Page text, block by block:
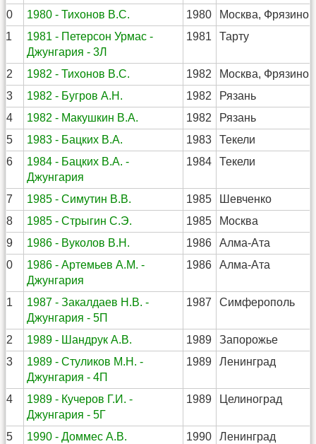
10
1980 - Тихонов В.С. 1980
Москва, Фрязино
11
1981 - Петерсон Урмас -
Джунгария - 3Л
1981 Тарту
12 1982 - Тихонов В.С. 1982
Москва, Фрязино
13
1982 - Бугров А.Н. 1982
Рязань
14
1982 - Макушкин В.А. 1982
Рязань
15
1983 - Бацких В.А. 1983
Текели
16
1984 - Бацких В.А. -
Джунгария
1984 Текели
17 1985 - Симутин В.В. 1985
Шевченко
18
1985 - Стрыгин С.Э. 1985
Москва
19
1986 - Вуколов В.Н. 1986
Алма-Ата
20
1986 - Артемьев А.М. -
Джунгария
1986 Алма-Ата
21
1987 - Закалдаев Н.В. -
Джунгария - 5П
1987 Симферополь
22 1989 - Шандрук А.В. 1989
Запорожье
23
1989 - Стуликов М.Н. -
Джунгария - 4П
1989 Ленинград
24
1989 - Кучеров Г.И. -
Джунгария - 5Г
1989 Целиноград
25 1990 - Доммес А.В. 1990
Ленинград